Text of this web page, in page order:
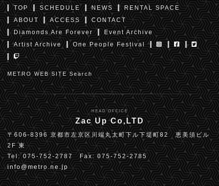
TOP SCHEDULE NEWS
RENTAL SPACE
ABOUT
ACCESS
CONTACT
Diamonds Are Forever
Event Archive
Artist Archive
One People Festival
METRO WEB SITE Search
HEAD OFFICE
Zac Up Co,LTD
〒606-8396 京都市左京区川端丸太町下ル下堤町82 恵美須ビル
2F 東
Tel: 075-752-2787 Fax: 075-752-2785
info@metro.ne.jp